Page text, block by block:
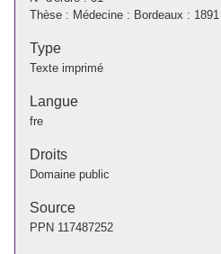
Thèse : Médecine : Bordeaux : 1891
Type
Texte imprimé
Langue
fre
Droits
Domaine public
Source
PPN 117487252